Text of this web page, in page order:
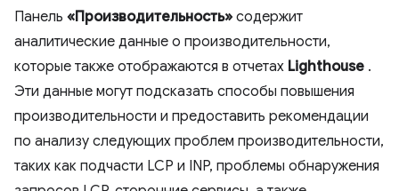
Панель «Производительность» содержит
аналитические данные о производительности,
которые также отображаются в отчетах Lighthouse .
Эти данные могут подсказать способы повышения
производительности и предоставить рекомендации
по анализу следующих проблем производительности,
таких как подчасти LCP и INP, проблемы обнаружения